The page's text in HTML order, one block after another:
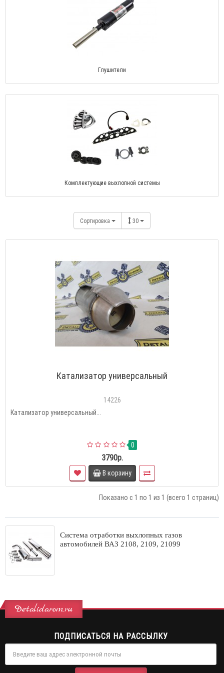
Глушители
Комплектующие выхлопной системы
Сортировка 30
Катализатор универсальный
14226
Катализатор универсальный...
0
3790р.
В корзину
Показано с 1 по 1 из 1 (всего 1 страниц)
Система отработки выхлопных газов
автомобилей ВАЗ 2108, 2109, 21099
Detalidarom.ru
ПОДПИСАТЬСЯ НА РАССЫЛКУ